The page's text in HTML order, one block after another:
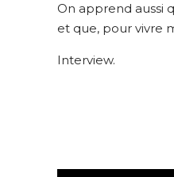
On apprend aussi
et que, pour vivre
Interview.